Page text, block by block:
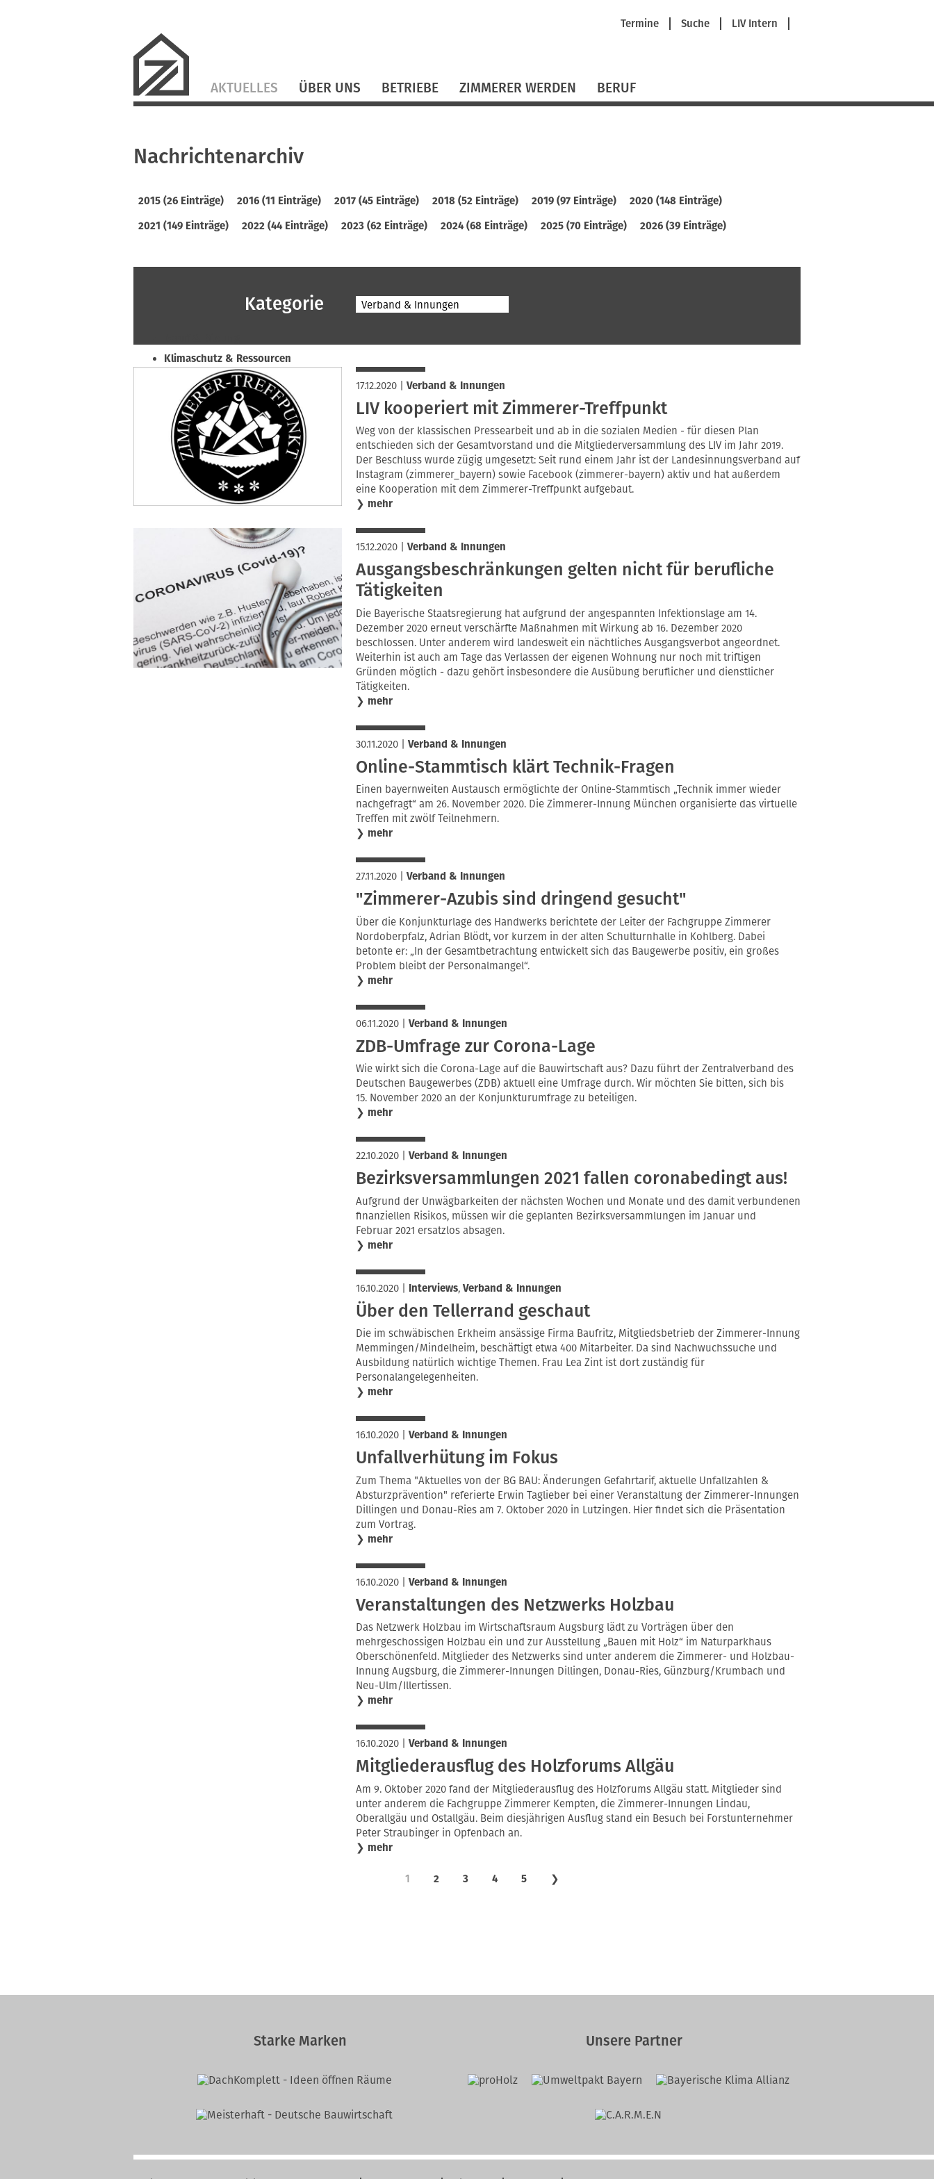
Navigation
Termine Suche LIV Intern
überspringen
AKTUELLES ÜBER UNS BETRIEBE ZIMMERER WERDEN BERUF
Nachrichtenarchiv
2015 (26 Einträge) 2016 (11 Einträge) 2017 (45 Einträge) 2018 (52 Einträge) 2019 (97 Einträge)
2020 (148 Einträge)
2021 (149 Einträge)
2022 (44 Einträge) 2023 (62 Einträge) 2024 (68 Einträge) 2025 (70 Einträge) 2026 (39 Einträge)
Kategorie Verband & Innungen
Klimaschutz & Ressourcen
Normen & Fachregeln
Prävention & Arbeitsschutz
Recht & Wirtschaft
Soziales & Tarifpolitik
Verband & Innungen
Interviews
17.12.2020| Verband & Innungen
LIV kooperiert mit Zimmerer-Treffpunkt
Weg von der klassischen Pressearbeit und ab in die sozialen Medien - für diesen Plan
entschieden sich der Gesamtvorstand und die Mitgliederversammlung des LIV im Jahr 2019.
Der Beschluss wurde zügig umgesetzt: Seit rund einem Jahr ist der Landesinnungsverband auf
Instagram (zimmerer_bayern) sowie Facebook (zimmerer-bayern) aktiv und hat außerdem
eine Kooperation mit dem Zimmerer-Treffpunkt aufgebaut.
❯ mehr
15.12.2020| Verband & Innungen
Ausgangsbeschränkungen gelten nicht für berufliche
Tätigkeiten
Die Bayerische Staatsregierung hat aufgrund der angespannten Infektionslage am 14.
Dezember 2020 erneut verschärfte Maßnahmen mit Wirkung ab 16. Dezember 2020
beschlossen. Unter anderem wird landesweit ein nächtliches Ausgangsverbot angeordnet.
Weiterhin ist auch am Tage das Verlassen der eigenen Wohnung nur noch mit triftigen
Gründen möglich - dazu gehört insbesondere die Ausübung beruflicher und dienstlicher
Tätigkeiten.
❯ mehr
30.11.2020| Verband & Innungen
Online-Stammtisch klärt Technik-Fragen
Einen bayernweiten Austausch ermöglichte der Online-Stammtisch „Technik immer wieder
nachgefragt“ am 26. November 2020. Die Zimmerer-Innung München organisierte das virtuelle
Treffen mit zwölf Teilnehmern.
❯ mehr
27.11.2020| Verband & Innungen
"Zimmerer-Azubis sind dringend gesucht"
Über die Konjunkturlage des Handwerks berichtete der Leiter der Fachgruppe Zimmerer
Nordoberpfalz, Adrian Blödt, vor kurzem in der alten Schulturnhalle in Kohlberg. Dabei
betonte er: „In der Gesamtbetrachtung entwickelt sich das Baugewerbe positiv, ein großes
Problem bleibt der Personalmangel“.
❯ mehr
06.11.2020| Verband & Innungen
ZDB-Umfrage zur Corona-Lage
Wie wirkt sich die Corona-Lage auf die Bauwirtschaft aus? Dazu führt der Zentralverband des
Deutschen Baugewerbes (ZDB) aktuell eine Umfrage durch. Wir möchten Sie bitten, sich bis
15. November 2020 an der Konjunkturumfrage zu beteiligen.
❯ mehr
22.10.2020| Verband & Innungen
Bezirksversammlungen 2021 fallen coronabedingt aus!
Aufgrund der Unwägbarkeiten der nächsten Wochen und Monate und des damit verbundenen
finanziellen Risikos, müssen wir die geplanten Bezirksversammlungen im Januar und
Februar 2021 ersatzlos absagen.
❯ mehr
16.10.2020| Interviews, Verband & Innungen
Über den Tellerrand geschaut
Die im schwäbischen Erkheim ansässige Firma Baufritz, Mitgliedsbetrieb der Zimmerer-Innung
Memmingen/Mindelheim, beschäftigt etwa 400 Mitarbeiter. Da sind Nachwuchssuche und
Ausbildung natürlich wichtige Themen. Frau Lea Zint ist dort zuständig für
Personalangelegenheiten.
❯ mehr
16.10.2020| Verband & Innungen
Unfallverhütung im Fokus
Zum Thema "Aktuelles von der BG BAU: Änderungen Gefahrtarif, aktuelle Unfallzahlen &
Absturzprävention" referierte Erwin Taglieber bei einer Veranstaltung der Zimmerer-Innungen
Dillingen und Donau-Ries am 7. Oktober 2020 in Lutzingen. Hier findet sich die Präsentation
zum Vortrag.
❯ mehr
16.10.2020| Verband & Innungen
Veranstaltungen des Netzwerks Holzbau
Das Netzwerk Holzbau im Wirtschaftsraum Augsburg lädt zu Vorträgen über den
mehrgeschossigen Holzbau ein und zur Ausstellung „Bauen mit Holz“ im Naturparkhaus
Oberschönenfeld. Mitglieder des Netzwerks sind unter anderem die Zimmerer- und Holzbau-
Innung Augsburg, die Zimmerer-Innungen Dillingen, Donau-Ries, Günzburg/Krumbach und
Neu-Ulm/Illertissen.
❯ mehr
16.10.2020| Verband & Innungen
Mitgliederausflug des Holzforums Allgäu
Am 9. Oktober 2020 fand der Mitgliederausflug des Holzforums Allgäu statt. Mitglieder sind
unter anderem die Fachgruppe Zimmerer Kempten, die Zimmerer-Innungen Lindau,
Oberallgäu und Ostallgäu. Beim diesjährigen Ausflug stand ein Besuch bei Forstunternehmer
Peter Straubinger in Opfenbach an.
❯ mehr
1 2 3 4 5 ❯
Starke Marken Unsere Partner